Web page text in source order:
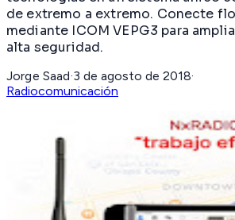
de extremo a extremo. Conecte
mediante ICOM VEPG3 para
alta seguridad.
Jorge Saad·3 de agosto de 2018·
Radiocomunicación